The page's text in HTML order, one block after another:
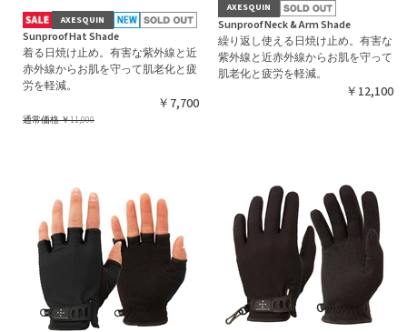
AXESQUIN
Sunproof Hat Shade
着る日焼け止め。有害な紫外線と近
赤外線からお肌を守って肌老化と疲
労を軽減。
￥7,700
通常価格￥11,000
AXESQUIN
Sunproof Neck & Arm Shade
繰り返し使える日焼け止め。有害な
紫外線と近赤外線からお肌を守って
肌老化と疲労を軽減。
￥12,100